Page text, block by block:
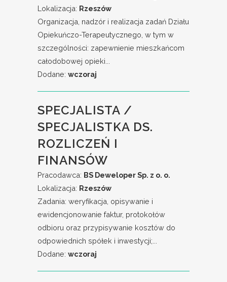
Lokalizacja: Rzeszów
Organizacja, nadzór i realizacja zadań Działu
Opiekuńczo-Terapeutycznego, w tym w
szczególności: zapewnienie mieszkańcom
całodobowej opieki...
Dodane: wczoraj
SPECJALISTA /
SPECJALISTKA DS.
ROZLICZEŃ I
FINANSÓW
Pracodawca: BS Deweloper Sp. z o. o.
Lokalizacja: Rzeszów
Zadania: weryfikacja, opisywanie i
ewidencjonowanie faktur, protokołów
odbioru oraz przypisywanie kosztów do
odpowiednich spółek i inwestycji;...
Dodane: wczoraj